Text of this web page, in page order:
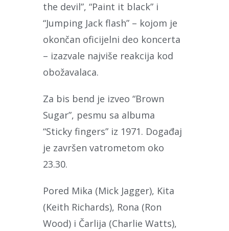
the devil”, “Paint it black” i
“Jumping Jack flash” – kojom je
okončan oficijelni deo koncerta
– izazvale najviše reakcija kod
obožavalaca.
Za bis bend je izveo “Brown
Sugar”, pesmu sa albuma
“Sticky fingers” iz 1971. Događaj
je završen vatrometom oko
23.30.
Pored Mika (Mick Jagger), Kita
(Keith Richards), Rona (Ron
Wood) i Čarlija (Charlie Watts),